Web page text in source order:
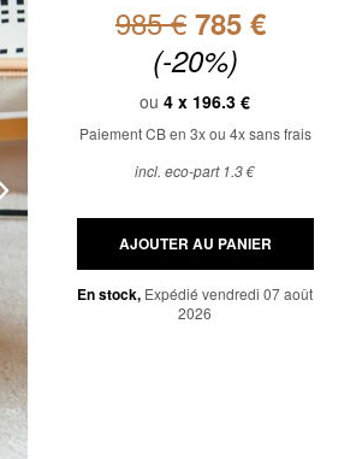
985 € 785 €
(-20%)
ou 4 x 196.3 €
Paiement CB en 3x ou 4x sans frais
incl. eco-part 1.3 €
AJOUTER AU PANIER
En stock, Expédié vendredi 07 août
2026